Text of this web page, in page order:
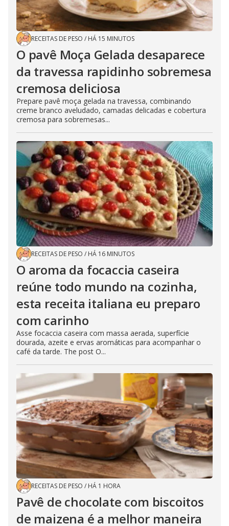
RECEITAS DE PESO / HÁ 15 MINUTOS
O pavê Moça Gelada desaparece
da travessa rapidinho sobremesa
cremosa deliciosa
Prepare pavê moça gelada na travessa, combinando
creme branco aveludado, camadas delicadas e cobertura
cremosa para sobremesas...
RECEITAS DE PESO / HÁ 16 MINUTOS
O aroma da focaccia caseira
reúne todo mundo na cozinha,
esta receita italiana eu preparo
com carinho
Asse focaccia caseira com massa aerada, superfície
dourada, azeite e ervas aromáticas para acompanhar o
café da tarde. The post O...
RECEITAS DE PESO / HÁ 1 HORA
Pavê de chocolate com biscoitos
de maizena é a melhor maneira